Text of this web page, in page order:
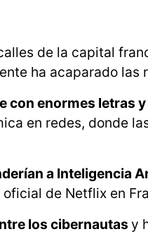
de la capital
ha acaparado las
con enormes letras
en redes, donde
a Inteligencia
de Netflix en
los cibernautas y